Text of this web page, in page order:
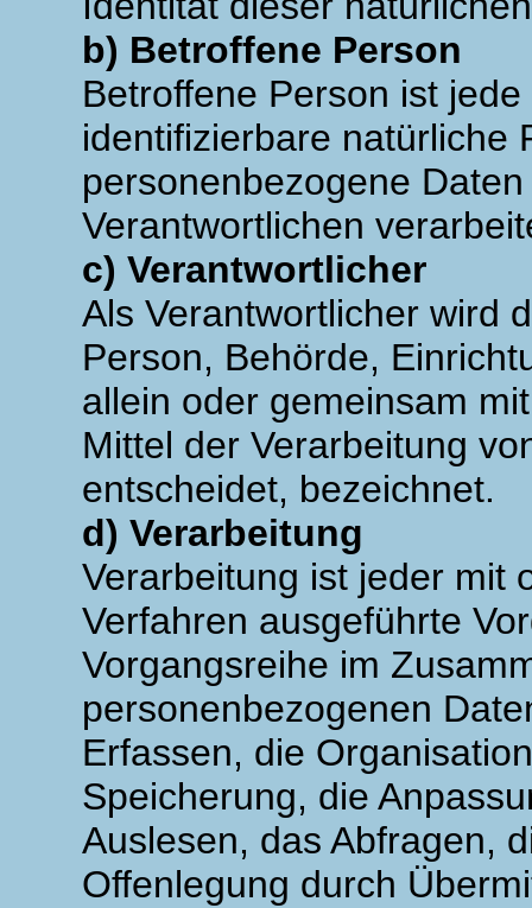
b) Betroffene Person
Betroffene Person ist
identifizierbare natürliche
personenbezogene
Verantwortlichen
c) Verantwortlicher
Als Verantwortlicher wird
Person, Behörde,
allein oder gemeinsam
Mittel der Verarbeitung
entscheidet, bezeichnet.
d) Verarbeitung
Verarbeitung ist jeder mit
Verfahren ausgeführte
Vorgangsreihe im
personenbezogenen
Erfassen, die
Speicherung, die
Auslesen, das Abfragen,
Offenlegung durch